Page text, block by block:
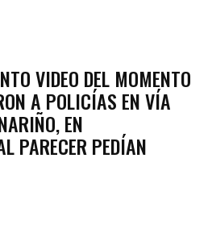
VIDEO DEL MOMENTO
A POLICÍAS EN VÍA
EN
PARECER PEDÍAN